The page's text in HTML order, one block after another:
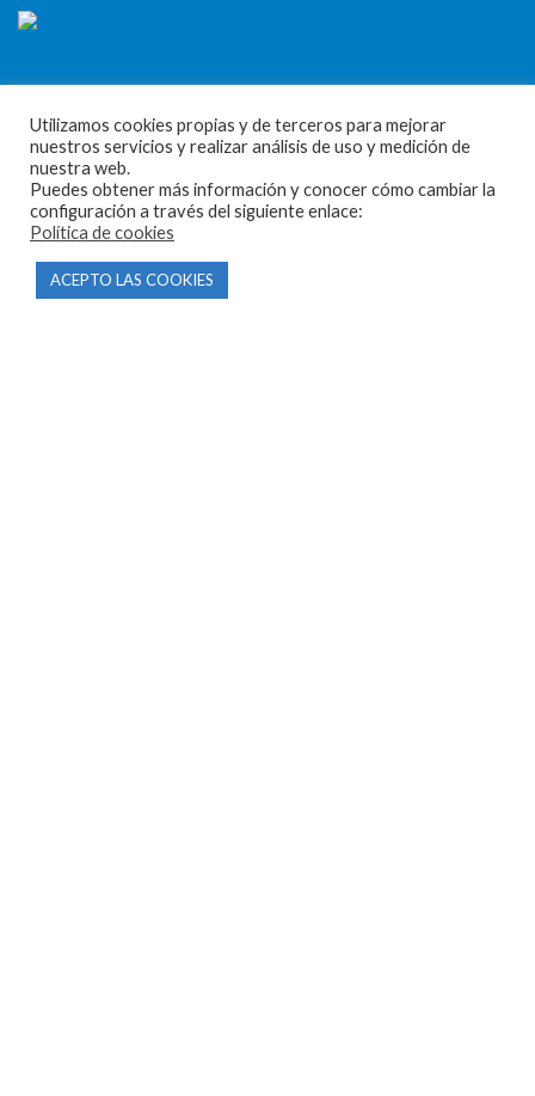
CONTACTO
Parque Empresarial Las Condas , Nave 1
05440 Piedralaves-Ávila
603 57 44 50
Utilizamos cookies propias y de terceros para mejorar
nuestros servicios y realizar análisis de uso y medición de
nuestra web.
Puedes obtener más información y conocer cómo cambiar la
configuración a través del siguiente enlace:
Política de cookies
ACEPTO LAS COOKIES